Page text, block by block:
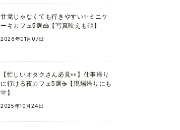
甘党じゃなくても行きやすい✨ミニケ
ーキカフェ5選🍰【写真映えも◎】
2026年01月07日
【忙しいオタクさん必見👀】仕事帰り
に行ける夜カフェ5選☕【現場帰りにも
🫶】
2025年10月24日